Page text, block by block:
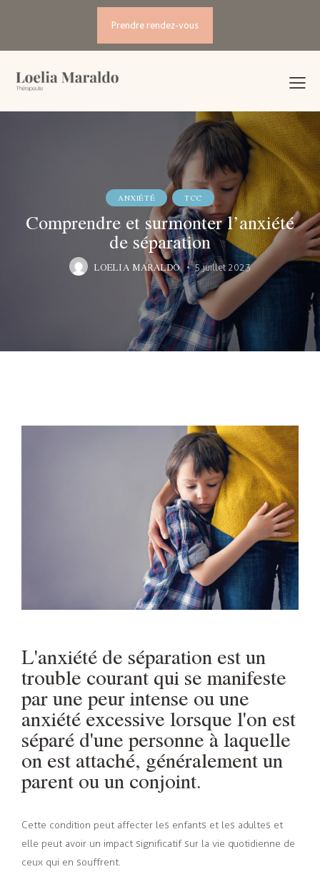
Prendre rendez-vous
ANXIÉTÉ TCC
Comprendre et surmonter l’anxiété
de séparation
LOELIA MARALDO 5 juillet 2023
L'anxiété de séparation est un
trouble courant qui se manifeste
par une peur intense ou une
anxiété excessive lorsque l'on est
séparé d'une personne à laquelle
on est attaché, généralement un
parent ou un conjoint.
Cette condition peut affecter les enfants et les adultes et
elle peut avoir un impact significatif sur la vie quotidienne de
ceux qui en souffrent.